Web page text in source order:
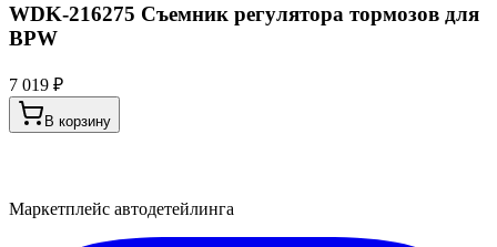
WDK-216275 Съемник регулятора тормозов для
BPW
7 019 ₽
В корзину
Маркетплейс автодетейлинга